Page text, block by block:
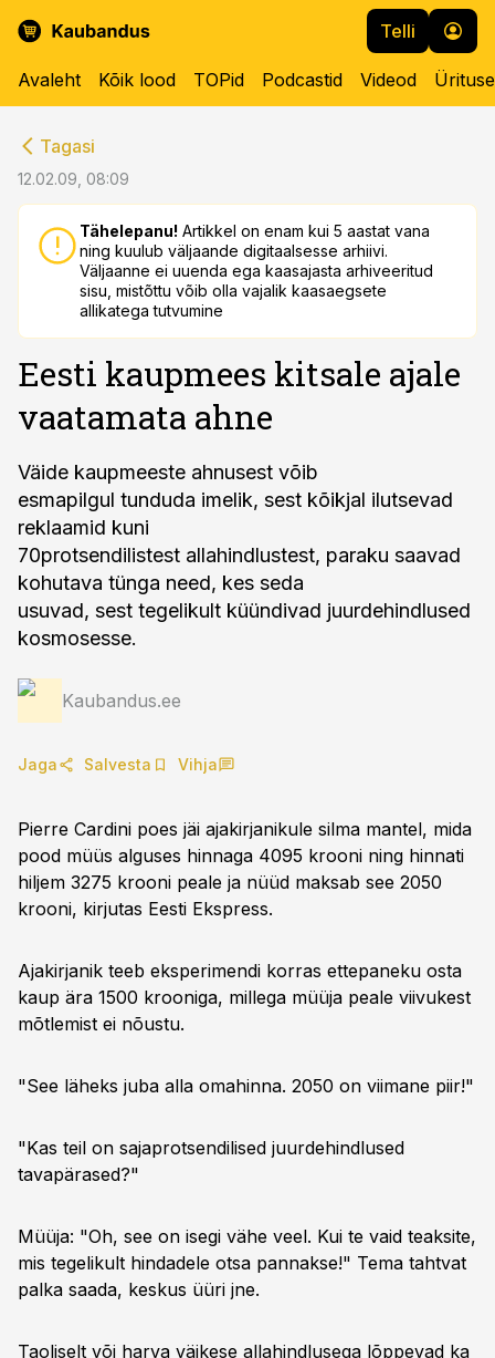
Telli
Avaleht Kõik lood TOPid Podcastid Videod
Tagasi
12.02.09, 08:09
Tähelepanu! Artikkel on enam kui 5 aastat vana
ning kuulub väljaande digitaalsesse arhiivi.
Väljaanne ei uuenda ega kaasajasta arhiveeritud
sisu, mistõttu võib olla vajalik kaasaegsete
allikatega tutvumine
Eesti kaupmees kitsale ajale
vaatamata ahne
Väide kaupmeeste ahnusest võib
esmapilgul tunduda imelik, sest kõikjal ilutsevad
reklaamid kuni
70protsendilistest allahindlustest, paraku saavad
kohutava tünga need, kes seda
usuvad, sest tegelikult küündivad juurdehindlused
kosmosesse.
Kaubandus.ee
Jaga Salvesta Vihja
Pierre Cardini poes jäi ajakirjanikule silma mantel, mida
pood müüs alguses hinnaga 4095 krooni ning hinnati
hiljem 3275 krooni peale ja nüüd maksab see 2050
krooni, kirjutas Eesti Ekspress.
Ajakirjanik teeb eksperimendi korras ettepaneku osta
kaup ära 1500 krooniga, millega müüja peale viivukest
mõtlemist ei nõustu.
"See läheks juba alla omahinna. 2050 on viimane piir!"
"Kas teil on sajaprotsendilised juurdehindlused
tavapärased?"
Müüja: "Oh, see on isegi vähe veel. Kui te vaid teaksite,
mis tegelikult hindadele otsa pannakse!" Tema tahtvat
palka saada, keskus üüri jne.
Taoliselt või harva väikese allahindlusega lõppevad ka